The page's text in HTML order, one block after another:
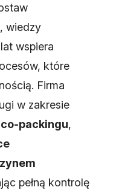
wiedzy
wspiera
które
Firma
w zakresie
co-packingu,
pełną kontrolę